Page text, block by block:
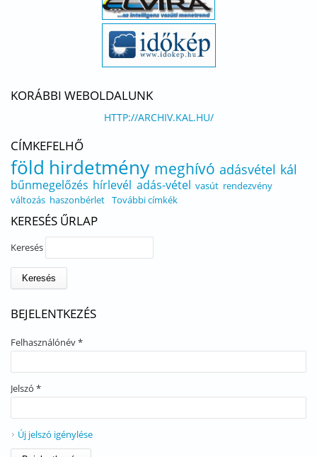
KORÁBBI WEBOLDALUNK
HTTP://ARCHIV.KAL.HU/
CÍMKEFELHŐ
föld hirdetmény meghívó adásvétel kál
bűnmegelőzés hírlevél adás-vétel vasút rendezvény
változás haszonbérlet További címkék
KERESÉS ŰRLAP
Keresés
BEJELENTKEZÉS
Felhasználónév*
Jelszó *
Új jelszó igénylése